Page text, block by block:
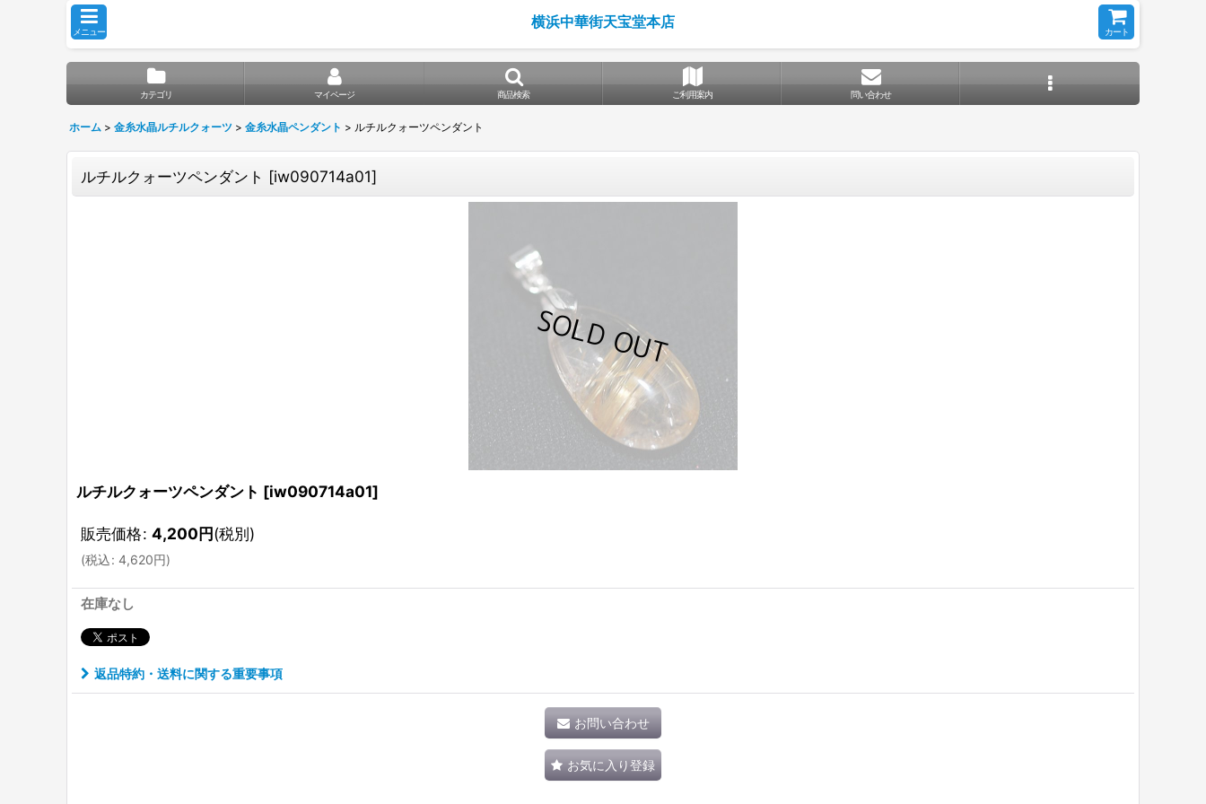
メニュー
横浜中華街天宝堂本店
カート
カテゴリ マイページ 商品検索 ご利用案内 問い合わせ
ホーム > 金糸水晶ルチルクォーツ > 金糸水晶ペンダント > ルチルクォーツペンダント
ルチルクォーツペンダント [iw090714a01]
ルチルクォーツペンダント [iw090714a01]
販売価格: 4,200円(税別)
(税込: 4,620円)
在庫なし
返品特約・送料に関する重要事項
お問い合わせ
お気に入り登録